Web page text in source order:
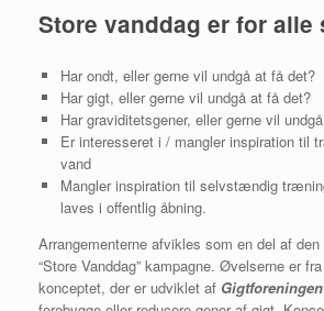
Store vanddag er for alle
Har ondt, eller gerne vil undgå at få det?
Har gigt, eller gerne vil undgå at få det?
Har graviditetsgener, eller gerne vil
Er interesseret i / mangler inspiration til
vand
Mangler inspiration til selvstændig
laves i offentlig åbning.
Arrangementerne afvikles som en del af
“Store Vanddag” kampagne. Øvelserne er fra
konceptet, der er udviklet af Gigtforeningen